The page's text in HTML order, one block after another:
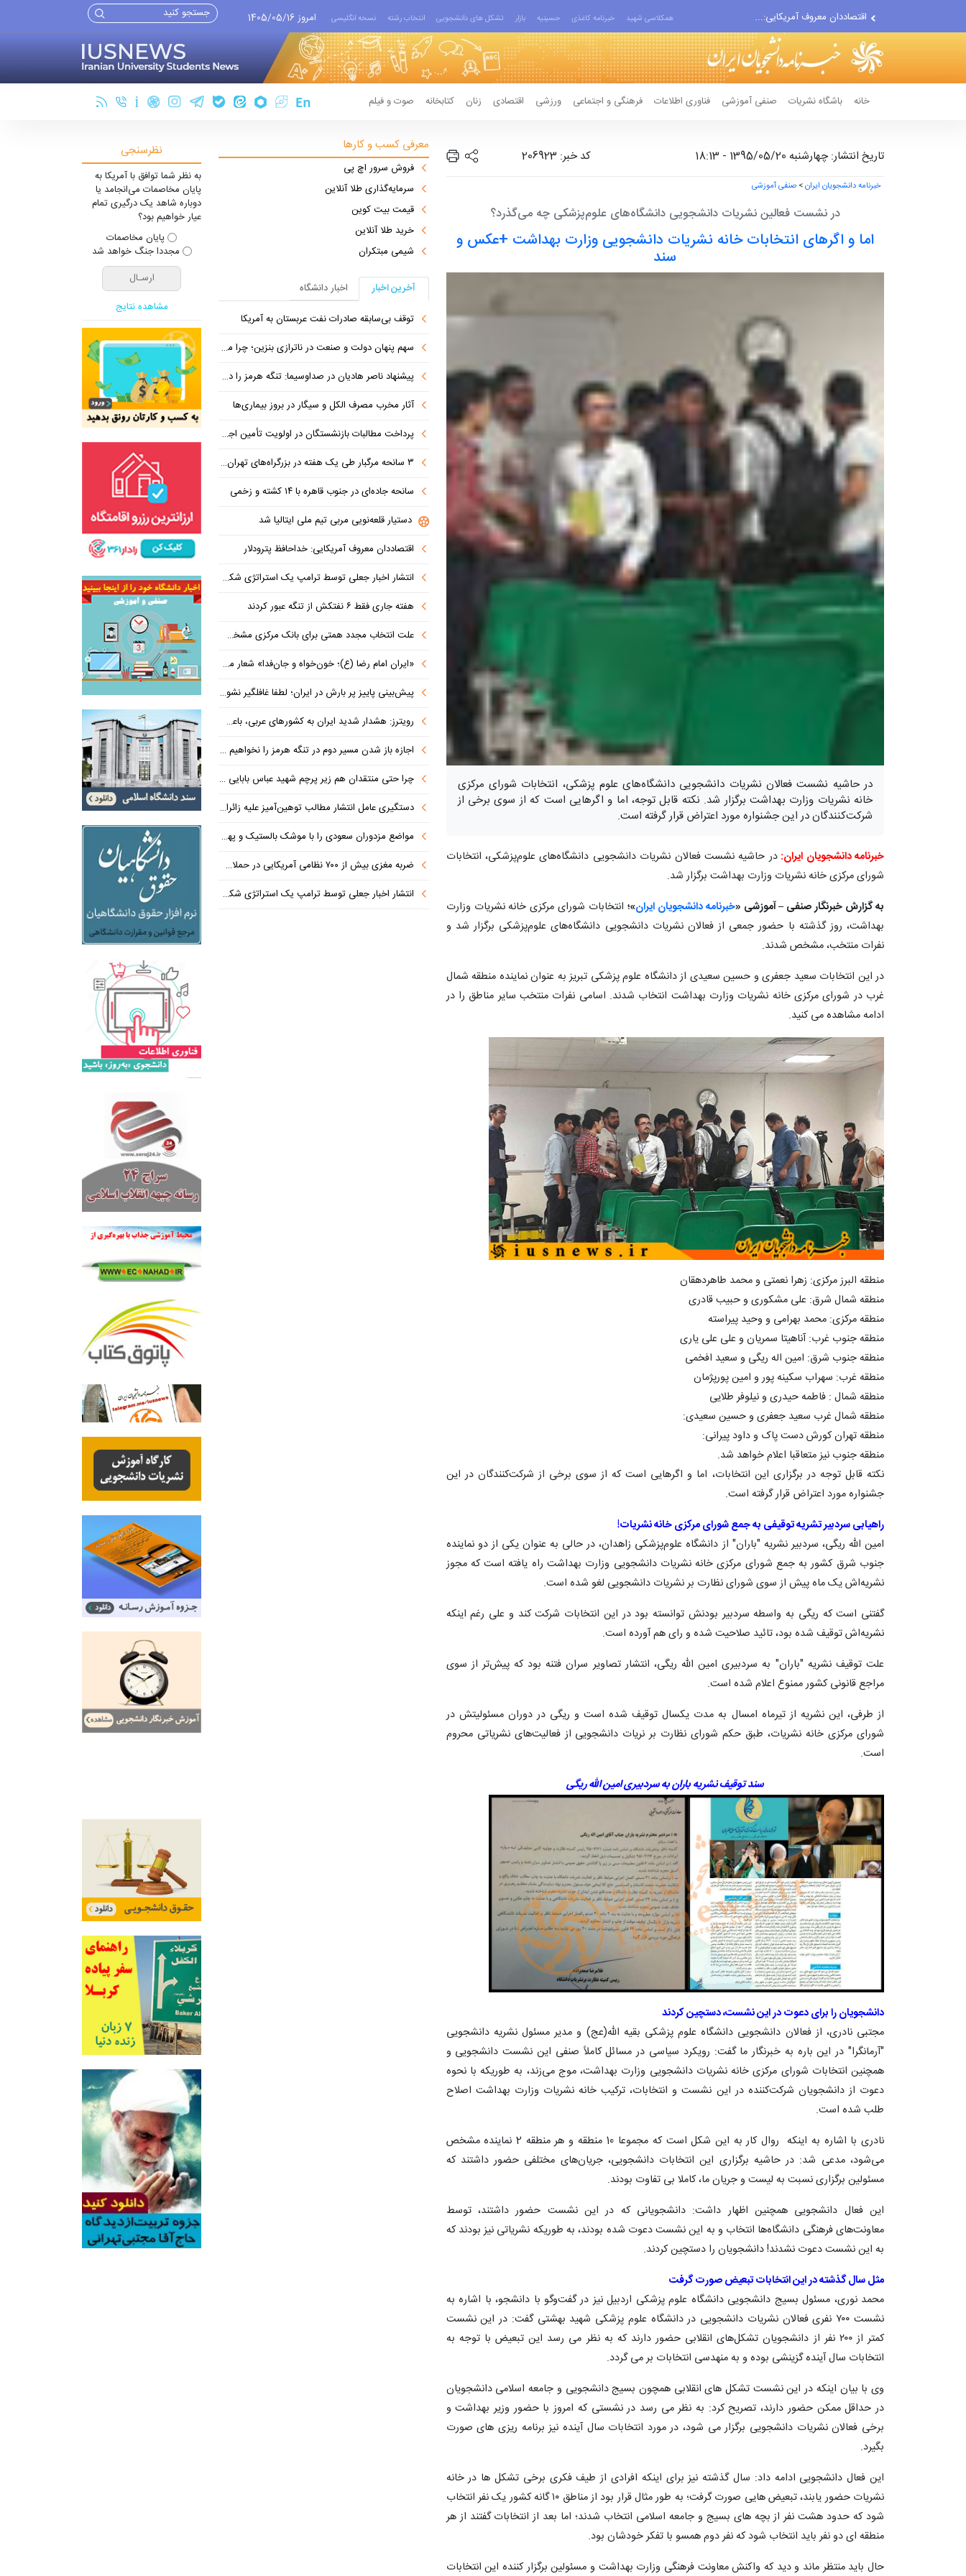
اقتصاددان معروف آمریکایی:...
انتشار اخبار جعلی توسط...
همکلاسی شهید خبرنامه کاغذی حسینیه بازار تشکل های دانشجویی انتخاب رشته نسخه انگلیسی امروز 1405/05/16
خانه باشگاه نشریات صنفی آموزشی فناوری اطلاعات فرهنگی و اجتماعی ورزشی اقتصادی زنان کتابخانه صوت و فیلم
تاریخ انتشار: چهارشنبه 1395/05/20 - 18:13 کد خبر: 206923
خبرنامه دانشجویان ایران> صنفی آموزشی
در نشست فعالین نشریات دانشجویی دانشگاه‌های علوم‌پزشکی چه می‌گذرد؟
اما و اگرهای انتخابات خانه نشریات دانشجویی وزارت بهداشت +عکس و
سند
در حاشیه نشست فعالان نشریات دانشجویی دانشگاه‌های علوم‌ پزشکی، انتخابات شورای مرکزی
خانه نشریات وزارت بهداشت برگزار شد. نکته قابل توجه، اما و اگرهایی است که از سوی برخی از
شرکت‌کنندگان در این جشنواره مورد اعتراض قرار گرفته است.
خبرنامه دانشجویان ایران:
در حاشیه نشست فعالان نشریات دانشجویی دانشگاه‌های علوم‌‎پزشکی، انتخابات
شورای مرکزی خانه نشریات وزارت بهداشت برگزار شد.
به گزارش خبرنگار صنفی – آموزشی «خبرنامه دانشجویان ایران»؛ انتخابات شورای مرکزی خانه نشریات وزارت
بهداشت، روز گذشته با حضور جمعی از فعالان نشریات دانشجویی دانشگاه‌های علوم‌پزشکی برگزار شد و
نفرات منتخب، مشخص شدند.
در این انتخابات سعید جعفری و حسین سعیدی از دانشگاه علوم پزشکی تبریز به عنوان نماینده منطقه شمال
غرب در شورای مرکزی خانه نشریات وزارت بهداشت انتخاب شدند. اسامی نفرات منتخب سایر مناطق را در
ادامه مشاهده می کنید.
منطقه البرز مرکزی: زهرا نعمتی و محمد طاهردهقان
منطقه شمال شرق: علی مشکوری و حبیب قادری
منطقه مرکزی: محمد بهرامی و وحید پیراسته
منطقه جنوب غرب: آناهیتا سمریان و علی علی یاری
منطقه جنوب شرق: امین اله ریگی و سعید افخمی
منطقه غرب: سهراب سکینه پور و امین پورپژمان
منطقه شمال : فاطمه حیدری و نیلوفر طلایی
منطقه شمال غرب سعید جعفری و حسین سعیدی:
منطقه تهران کورش دست پاک و داود پیرانی:
منطقه جنوب نیز متعاقبا اعلام خواهد شد.
نکته قابل توجه در برگزاری این انتخابات، اما و اگرهایی است که از سوی برخی از شرکت‌کنندگان در این
جشنواره مورد اعتراض قرار گرفته است.
راهیابی سردبیر تشریه توقیفی به جمع شورای مرکزی خانه نشریات!
امین الله ریگی، سردبیر نشریه "باران" از دانشگاه علوم‌پزشکی زاهدان، در حالی به عنوان یکی از دو نماینده
جنوب شرق کشور به جمع شورای مرکزی خانه نشریات دانشجویی وزارت بهداشت راه یافته است که مجوز
نشریه‌اش یک ماه پیش از سوی شورای نظارت بر نشریات دانشجویی لغو شده است.
گفتنی است که ریگی به واسطه سردبیر بودنش توانسته بود در این انتخابات شرکت کند و علی رغم اینکه
نشریه‌اش توقیف شده بود، تائید صلاحیت شده و رای هم آورده است.
علت توقیف نشریه "باران" به سردبیری امین الله ریگی، انتشار تصاویر سران فتنه بود که پیش‌تر از سوی
مراجع قانونی کشور ممنوع اعلام شده است.
از طرفی، این نشریه از تیرماه امسال به مدت یکسال توقیف شده است و ریگی در دوران مسئولیتش در
شورای مرکزی خانه نشریات، طبق حکم شورای نظارت بر نریات دانشجویی از فعالیت‌های نشریاتی محروم
است.
سند توقیف نشریه باران به سردبیری امین الله ریگی
دانشجویان را برای دعوت در این نشست، دستچین کردند
مجتبی نادری، از فعالان دانشجویی دانشگاه علوم پزشکی بقیه الله(عج) و مدیر مسئول نشریه دانشجویی
"آرمانگرا" در این باره به خبرنگار ما گفت: رویکرد سیاسی در مسائل کاملاً صنفی این نشست دانشجویی و
همچنین انتخابات شورای مرکزی خانه نشریات دانشجویی وزارت بهداشت، موج می‌زند، به طوریکه با نحوه
دعوت از دانشجویان شرکت‌کننده در این نشست و انتخابات، ترکیب خانه نشریات وزارت بهداشت اصلاح
طلب شده است.
نادری با اشاره به اینکه روال کار به این شکل است که مجموعا 10 منطقه و هر منطقه 2 نماینده مشخص
می‌شود، مدعی شد: در حاشیه برگزاری این انتخابات دانشجویی، جریان‌های مختلفی حضور داشتند که
مسئولین برگزاری نسبت به لیست و جریان ما، کاملا بی تفاوت بودند.
این فعال دانشجویی همچنین اظهار داشت: دانشجویانی که در این نشست حضور داشتند، توسط
معاونت‌های فرهنگی دانشگاه‌ها انتخاب و به این نشست دعوت شده بودند، به طوریکه نشریاتی نیز بودند که
به این نشست دعوت نشدند! دانشجویان را دستچین کردند.
مثل سال گذشته در این انتخابات تبعیض صورت گرفت
محمد نوری، مسئول بسیج دانشجویی دانشگاه علوم پزشکی اردبیل نیز در گفت‌و‌گو با دانشجو، با اشاره به
نشست ۷۰۰ نفری فعالان نشریات دانشجویی در دانشگاه علوم پزشکی شهید بهشتی گفت: در این نشست
کمتر از ۲۰۰ نفر از دانشجویان تشکل‌های انقلابی حضور دارند که به نظر می رسد این تبعیض با توجه به
انتخابات سال آینده گزینشی بوده و به منهدسی انتخابات بر می گردد.
وی با بیان اینکه در این نشست تشکل های انقلابی همچون بسیج دانشجویی و جامعه اسلامی دانشجویان
در حداقل ممکن حضور دارند، تصریح کرد: به نظر می رسد در نشستی که امروز با حضور وزیر بهداشت و
برخی فعالان نشریات دانشجویی برگزار می شود، در مورد انتخابات سال آینده نیز برنامه ریزی های صورت
بگیرد.
این فعال دانشجویی ادامه داد: سال گذشته نیز برای اینکه افرادی از طیف فکری برخی تشکل ها در خانه
نشریات حضور یابند، تبعیض هایی صورت گرفت؛ به طور مثال قرار بود از مناطق ۱۰ گانه کشور یک نفر انتخاب
شود که حدود هشت نفر از بچه های بسیج و جامعه اسلامی انتخاب شدند؛ اما بعد از انتخابات گفتند از هر
منطقه ای دو نفر باید انتخاب شود که نفر دوم همسو با تفکر خودشان بود.
حال باید منتظر ماند و دید که واکنش معاونت فرهنگی وزارت بهداشت و مسئولین برگزار کننده این انتخابات
معرفی کسب و کارها
فروش سرور اچ پی
سرمایه‌گذاری طلا آنلاین
قیمت بیت کوین
خرید طلا آنلاین
شیمی مبتکران
آخرین اخبار
اخبار دانشگاه
توقف بی‌سابقه صادرات نفت عربستان به آمریکا
سهم پنهان دولت و صنعت در ناترازی بنزین؛ چرا مردم مقصر اصلی نیستند؟
پیشنهاد ناصر هادیان در صداوسیما: تنگه هرمز را در ازای رفع تحریم معامله کنیم
آثار مخرب مصرف الکل و سیگار در بروز بیماری‌ها
پرداخت مطالبات بازنشستگان در اولویت تأمین اجتماعی؛ پیگیری برای تأمین منابع ادامه دارد
۳ سانحه مرگبار طی یک هفته در بزرگراه‌های تهران؛ هشدار دوباره به رانندگان و عابران
سانحه جاده‌ای در جنوب قاهره با ۱۴ کشته و زخمی
دستیار قلعه‌نویی مربی تیم ملی ایتالیا شد
اقتصاددان معروف آمریکایی: خداحافظ پترودلار
انتشار اخبار جعلی توسط ترامپ یک استراتژی شکست خورده است
هفته جاری فقط ۶ نفتکش از تنگه عبور کردند
علت انتخاب مجدد همتی برای بانک مرکزی مشخص شد: پزشکیان هنوز هم متوجه نشده است چرا همتی استیضاح شد!
«ایران امام رضا (ع)؛ خون‌خواه و جان‌فدا» شعار محوری دهه پایانی صفر شد
پیش‌بینی پاییز پر بارش در ایران؛ لطفا غافلگیر نشوید
رویترز: هشدار شدید ایران به کشورهای عربی، باعث توقف حمله آمریکا شد
اجازه باز شدن مسیر دوم در تنگه هرمز را نخواهیم داد
چرا حتی منتقدان هم زیر پرچم شهید عباس بابایی ایستادند؟
دستگیری عامل انتشار مطالب توهین‌آمیز علیه زائران اربعین در فضای مجازی
مواضع مزدوران سعودی را با موشک بالستیک و پهپاد در هم شکستیم
ضربه مغزی بیش از ۷۰۰ نظامی آمریکایی در حملات ایران
انتشار اخبار جعلی توسط ترامپ یک استراتژی شکست خورده است
نظرسنجی
به نظر شما توافق با آمریکا به
پایان مخاصمات می‌انجامد یا
دوباره شاهد یک درگیری تمام
عیار خواهیم بود؟
پایان مخاصمات
مجددا جنگ خواهد شد
مشاهده نتایج